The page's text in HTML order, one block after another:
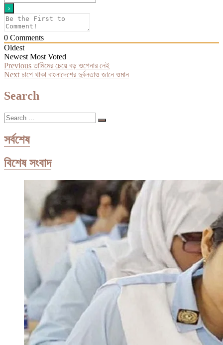
0 Comments
Oldest
Newest Most Voted
Post
navigation
PreviousPrevious
post:
তামিমের চেয়ে বড় ওপেনার নেই
Next Next
চাপে থাকা বাংলাদেশের দুর্বলতাও জানে ওমান
Search
Search
…
সর্বশেষ
বিশেষ সংবাদ